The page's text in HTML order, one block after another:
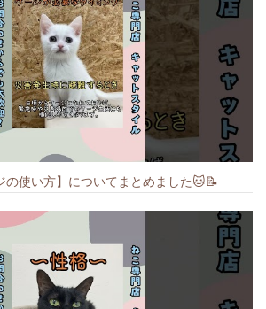
の使い方】についてまとめました️🐱📝